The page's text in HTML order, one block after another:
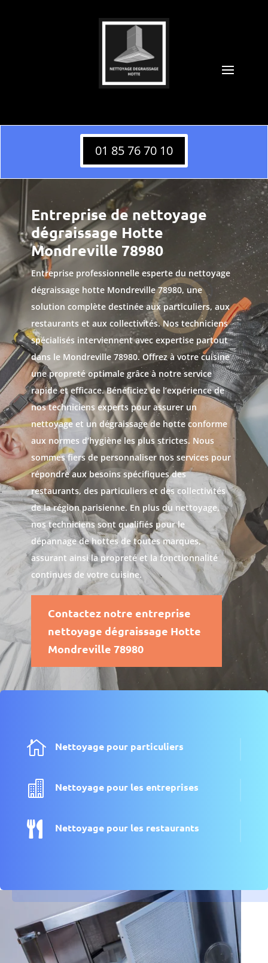
01 85 76 70 10
Entreprise de nettoyage
dégraissage Hotte
Mondreville 78980
Entreprise professionnelle esperte du nettoyage
dégraissage hotte Mondreville 78980, une
solution complète destinée aux particuliers, aux
restaurants et aux collectivités. Nos techniciens
spécialisés interviennent avec expertise partout
dans le Mondreville 78980. Offrez à votre cuisine
une propreté optimale grâce à notre service
rapide et efficace. Bénéficiez de l’expérience de
nos techniciens experts pour assurer un
nettoyage et un dégraissage de hotte conforme
aux normes d’hygiène les plus strictes. Nous
sommes fiers de personnaliser nos services pour
répondre aux besoins spécifiques des
restaurants, des particuliers et des collectivités
de la région parisienne. En plus du nettoyage,
nos techniciens sont qualifiés pour le
dépannage de hottes de toutes marques,
assurant ainsi la propreté et la fonctionnalité
continues de votre cuisine.
Contactez notre entreprise
nettoyage dégraissage Hotte
Mondreville 78980
 Nettoyage pour particuliers
 Nettoyage pour les entreprises
 Nettoyage pour les restaurants